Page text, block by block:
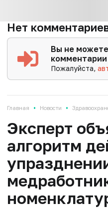
Нет
Вы не
комментарии
Пожалуйста,
Главная • Новости •
Эксперт
алгоритм